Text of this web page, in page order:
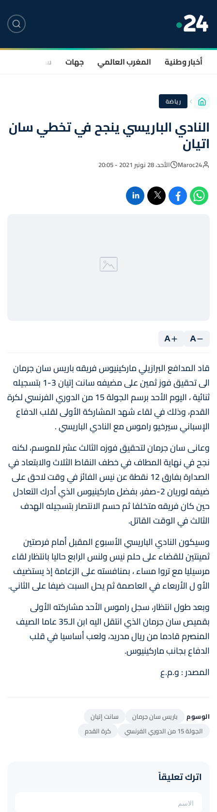
أخبار وطنية المغرب العالمي جهات سياسة
رياضة
النادي الباريسي ينجح في تخطي سان
اتيان
Maroc24 الأحد، 28 نونبر 2021 - 20:05
A
A
قاد المدافع البرازيلي ماركينيوس فريقه باريس سان جرمان
الى تحقيق فوز ثمين على مضيفه سانت إتيان 3-1 بتسجيله
ثنائية ، اليوم الأحد برسم الجولة 15 من الدوري الفرنسي لكرة
القدم، وذلك في لقاء شهد المشاركة الأولى لقلب الدفاع
الإسباني سيرخيو راموس مع النادي الباريسي .
وعانى سان جرمان لتحقيق فوزه الثالث عشر للموسم، لكنه
نجح في نهاية المطاف في خطف النقاط الثلاث والابتعاد في
الصدارة بفارق 12 نقطة عن نيس الفائز في وقت لاحق على
ضيفه لوريان 2-صفر، بفضل ماركينيوس الذي أدرك التعادل
حين كان فريقه متخلفا ثم حسم الانتصار بتسجيله الهدف
الثالث في الوقت القاتل.
وسيكون النادي الباريسي الأسبوع المقبل أمام فرصتين
ثمينتين للقضاء على حلم نيس ولنس الرابع حاليا بانتظار لقاء
مرسيليا مع تروا مساء ، بمنافسته على الزعامة إذ يستضيف
الأو ل الأربعاء في العاصمة ثم يحل السبت ضيفا على الثاني.
وبعد طول انتظار، سجل راموس الأحد مشاركته الأولى
بقميص سان جرمان الذي انتقل اليه ابن الـ35 عاما الصيف
المنصرم قادما من ريال مدريد، ولعب أساسيا في قلب
الدفاع بجانب ماركينيوس.
المصدر : و.م.ع
الوسوم باريس سان جرمان
سانت إتيان
الجولة 15 من الدوري الفرنسي
كرة القدم
اترك تعليقاً